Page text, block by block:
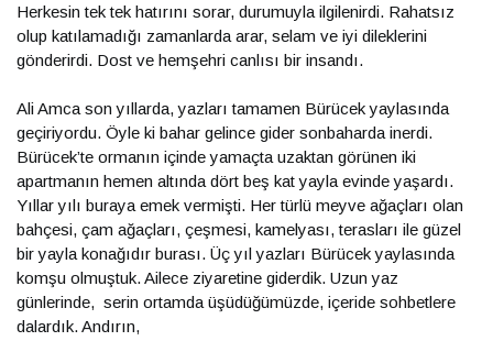
Herkesin tek tek hatırını sorar, durumuyla ilgilenirdi. Rahatsız
olup katılamadığı zamanlarda arar, selam ve iyi dileklerini
gönderirdi. Dost ve hemşehri canlısı bir insandı.
Ali Amca son yıllarda, yazları tamamen Bürücek yaylasında
geçiriyordu. Öyle ki bahar gelince gider sonbaharda inerdi.
Bürücek’te ormanın içinde yamaçta uzaktan görünen iki
apartmanın hemen altında dört beş kat yayla evinde yaşardı.
Yıllar yılı buraya emek vermişti. Her türlü meyve ağaçları olan
bahçesi, çam ağaçları, çeşmesi, kamelyası, terasları ile güzel
bir yayla konağıdır burası. Üç yıl yazları Bürücek yaylasında
komşu olmuştuk. Ailece ziyaretine giderdik. Uzun yaz
günlerinde, serin ortamda üşüdüğümüzde, içeride sohbetlere
dalardık. Andırın,